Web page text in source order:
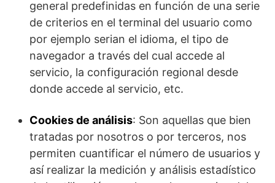
general predefinidas en función de una serie
de criterios en el terminal del usuario como
por ejemplo serian el idioma, el tipo de
navegador a través del cual accede al
servicio, la configuración regional desde
donde accede al servicio, etc.
Cookies de análisis: Son aquellas que bien
tratadas por nosotros o por terceros, nos
permiten cuantificar el número de usuarios y
así realizar la medición y análisis estadístico